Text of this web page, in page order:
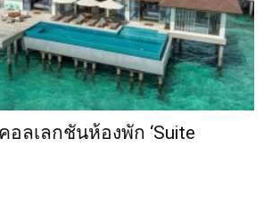
อลเลกชันห้องพัก ‘Suite